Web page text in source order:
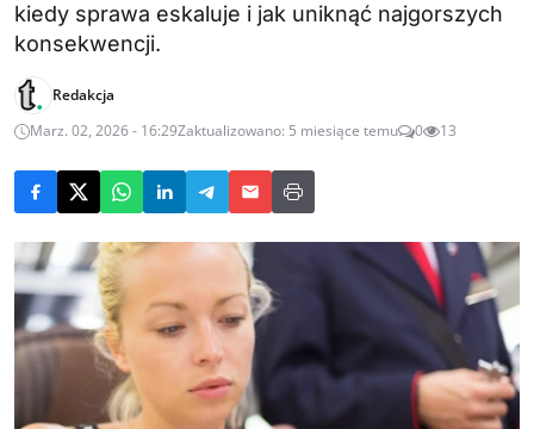
kiedy sprawa eskaluje i jak uniknąć najgorszych
konsekwencji.
Redakcja
Marz. 02, 2026 - 16:29Zaktualizowano: 5 miesiące temu 0 13